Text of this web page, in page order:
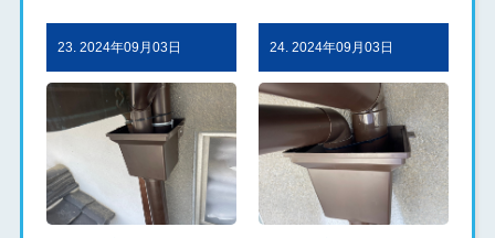
23. 2024年09月03日 24. 2024年09月03日